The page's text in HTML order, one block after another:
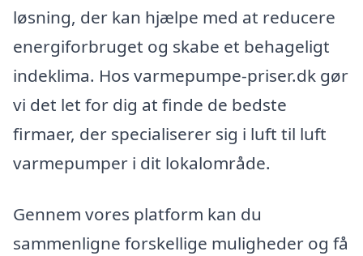
løsning, der kan hjælpe med at reducere
energiforbruget og skabe et behageligt
indeklima. Hos varmepumpe-priser.dk gør
vi det let for dig at finde de bedste
firmaer, der specialiserer sig i luft til luft
varmepumper i dit lokalområde.
Gennem vores platform kan du
sammenligne forskellige muligheder og få